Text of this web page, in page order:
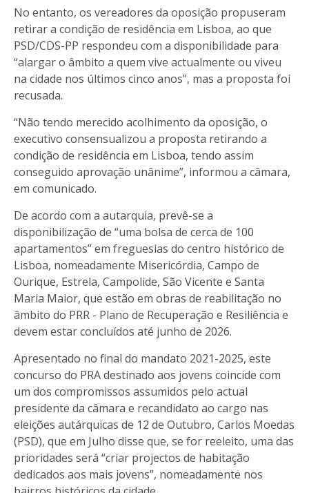
No entanto, os vereadores da oposição propuseram
retirar a condição de residência em Lisboa, ao que
PSD/CDS-PP respondeu com a disponibilidade para
“alargar o âmbito a quem vive actualmente ou viveu
na cidade nos últimos cinco anos”, mas a proposta foi
recusada.
“Não tendo merecido acolhimento da oposição, o
executivo consensualizou a proposta retirando a
condição de residência em Lisboa, tendo assim
conseguido aprovação unânime”, informou a câmara,
em comunicado.
De acordo com a autarquia, prevê-se a
disponibilização de “uma bolsa de cerca de 100
apartamentos” em freguesias do centro histórico de
Lisboa, nomeadamente Misericórdia, Campo de
Ourique, Estrela, Campolide, São Vicente e Santa
Maria Maior, que estão em obras de reabilitação no
âmbito do PRR - Plano de Recuperação e Resiliência e
devem estar concluídos até junho de 2026.
Apresentado no final do mandato 2021-2025, este
concurso do PRA destinado aos jovens coincide com
um dos compromissos assumidos pelo actual
presidente da câmara e recandidato ao cargo nas
eleições autárquicas de 12 de Outubro, Carlos Moedas
(PSD), que em Julho disse que, se for reeleito, uma das
prioridades será “criar projectos de habitação
dedicados aos mais jovens”, nomeadamente nos